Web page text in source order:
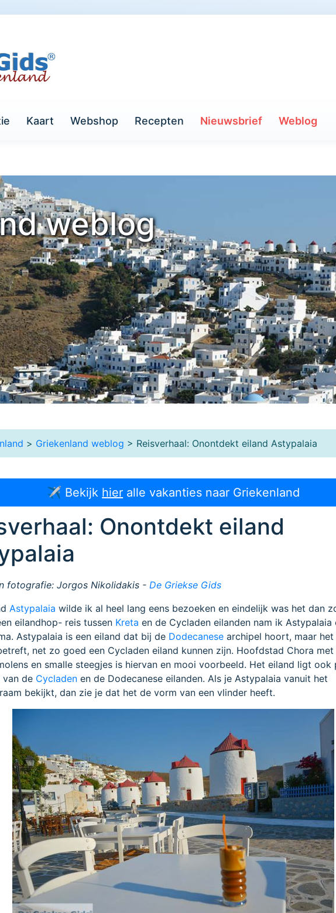
Kaart Webshop Recepten Nieuwsbrief Weblog
weblog
> Griekenland weblog > Reisverhaal: Onontdekt eiland Astypalaia
✈ Bekijk hier alle vakanties naar Griekenland
Onontdekt eiland
fotografie: Jorgos Nikolidakis -De Griekse Gids
Astypalaia wilde ik al heel lang eens bezoeken en eindelijk was het dan
eilandhop- reis tussen Kreta en de Cycladen eilanden nam ik Astypalaia
Astypalaia is een eiland dat bij de Dodecanese archipel hoort, maar
net zo goed een Cycladen eiland kunnen zijn. Hoofdstad Chora
en smalle steegjes is hiervan en mooi voorbeeld. Het eiland ligt ook
van de Cycladen en de Dodecanese eilanden. Als je Astypalaia vanuit het
bekijkt, dan zie je dat het de vorm van een vlinder heeft.